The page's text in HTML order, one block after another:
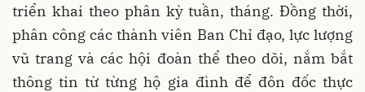
triển khai theo phân kỳ tuần, tháng. Đồng thời,
phân công các thành viên Ban Chỉ đạo, lực lượng
vũ trang và các hội đoàn thể theo dõi, nắm bắt
thông tin từ từng hộ gia đình để đôn đốc thực